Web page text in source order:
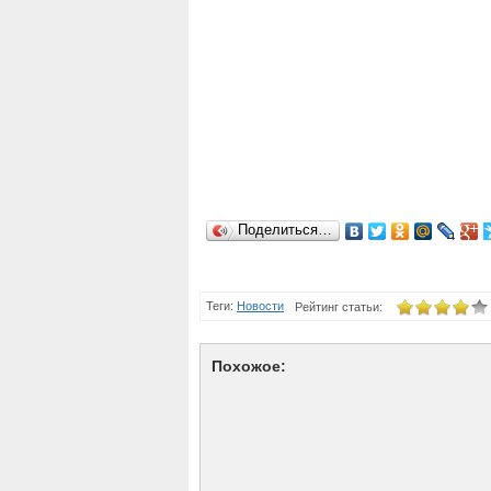
Поделиться…
Теги: Новости Рейтинг статьи:
Похожое: